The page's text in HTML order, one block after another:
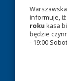
informuje, iż
roku kasa
będzie
- 19:00